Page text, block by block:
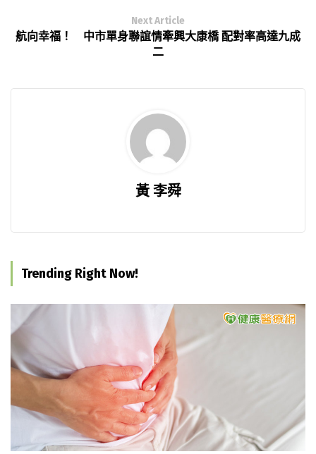
Next Article
航向幸福！ 中市單身聯誼情牽興大康橋 配對率高達九成
二
黃 李舜
Trending Right Now!